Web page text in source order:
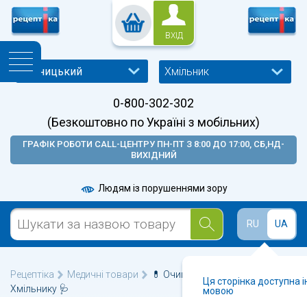
ВХІД
Хмільник
0-800-302-302
(Безкоштовно по Україні з мобільних)
ГРАФІК РОБОТИ CALL-ЦЕНТРУ ПН-ПТ З 8:00 ДО 17:00, СБ,НД-
ВИХІДНИЙ
Людям із порушеннями зору
RU UA
Ця сторінка доступна
мовою
Рецептіка Медичні товари
💊 Очищувачі повітря у
Хмільнику 🩺